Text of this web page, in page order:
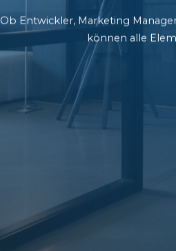
Ob Entwickler, Marketing
können alle